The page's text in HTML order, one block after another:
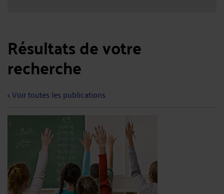
Résultats de votre
recherche
< Voir toutes les publications